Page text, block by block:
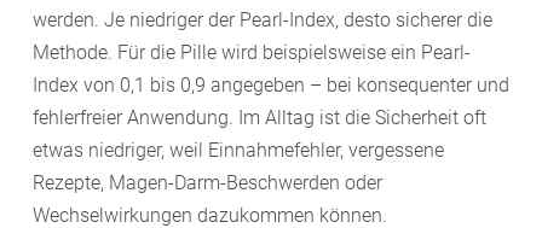
werden. Je niedriger der Pearl-Index, desto sicherer die
Methode. Für die Pille wird beispielsweise ein Pearl-
Index von 0,1 bis 0,9 angegeben – bei konsequenter und
fehlerfreier Anwendung. Im Alltag ist die Sicherheit oft
etwas niedriger, weil Einnahmefehler, vergessene
Rezepte, Magen-Darm-Beschwerden oder
Wechselwirkungen dazukommen können.